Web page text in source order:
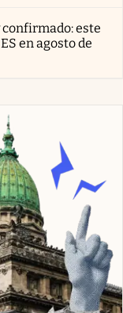
este
en agosto de